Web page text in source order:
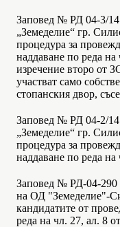
Заповед № РД 04-3/
„Земеделие“ гр.
процедура за
наддаване по реда на
изречение второ от
участват само
стопанския двор,
Заповед № РД 04-2/
„Земеделие“ гр.
процедура за
наддаване по реда
Заповед № РД-04-290
на ОД "Земеделие"-
кандидатите от
реда на чл. 27, ал. 8